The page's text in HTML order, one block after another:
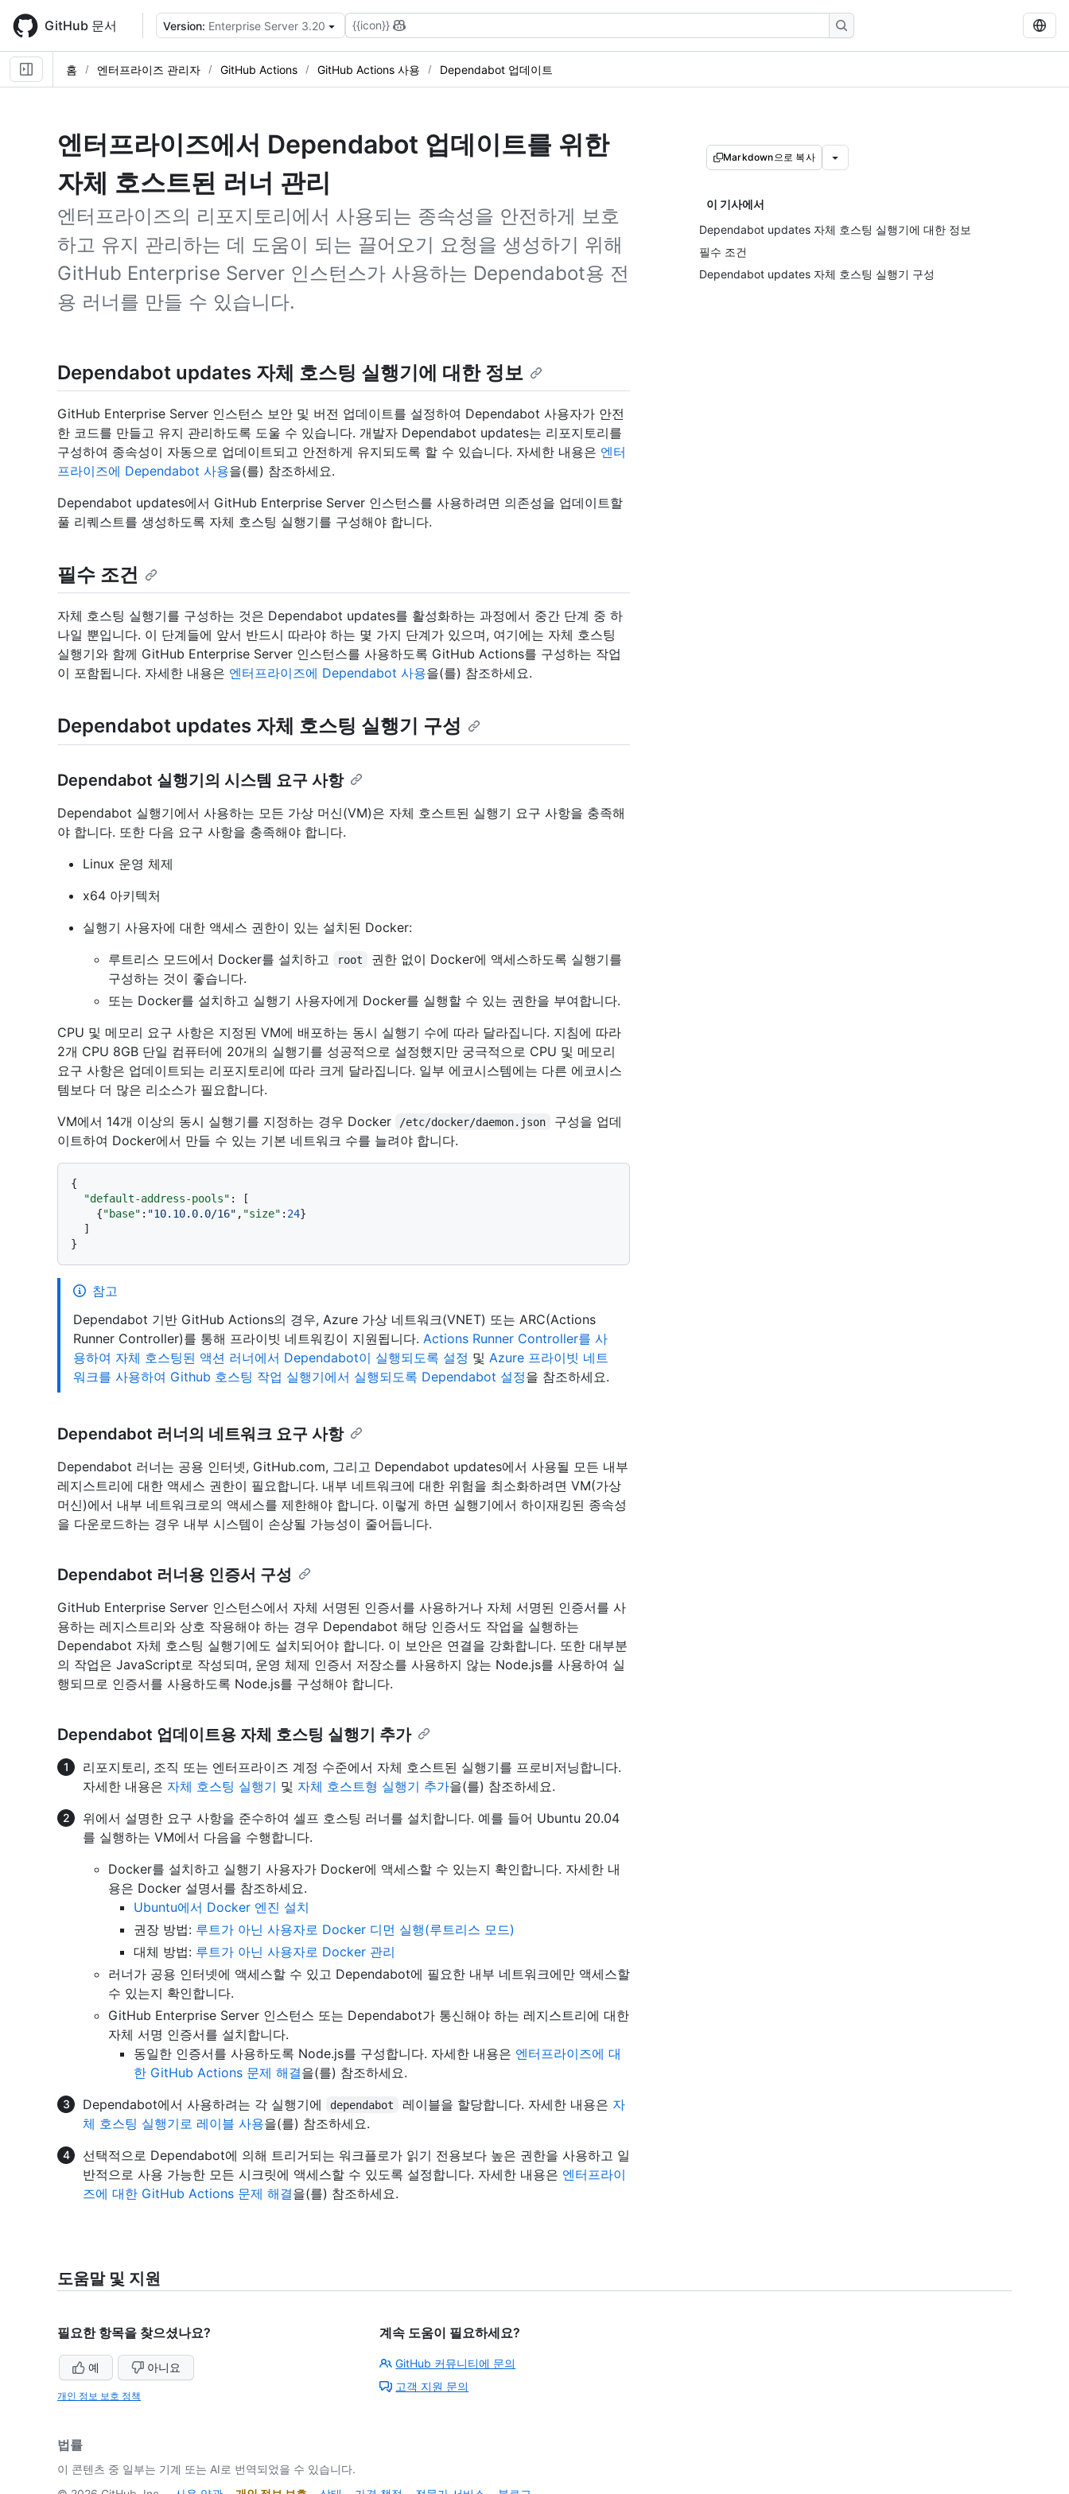
main
content
GitHub 문서 Version: Enterprise Server 3.20 {{icon}}
홈 엔터프라이즈 관리자 GitHub Actions GitHub Actions 사용 Dependabot 업데이트
엔터프라이즈에서 Dependabot 업데이트를 위한
자체 호스트된 러너 관리
엔터프라이즈의 리포지토리에서 사용되는 종속성을 안전하게 보호
하고 유지 관리하는 데 도움이 되는 끌어오기 요청을 생성하기 위해
GitHub Enterprise Server 인스턴스가 사용하는 Dependabot용 전
용 러너를 만들 수 있습니다.
Markdown으로 복사
이 기사에서
Dependabot updates 자체 호스팅 실행기에 대한 정보
필수 조건
Dependabot updates 자체 호스팅 실행기 구성
Dependabot updates 자체 호스팅 실행기에 대한 정보
GitHub Enterprise Server 인스턴스 보안 및 버전 업데이트를 설정하여 Dependabot 사용자가 안전
한 코드를 만들고 유지 관리하도록 도울 수 있습니다. 개발자 Dependabot updates는 리포지토리를
구성하여 종속성이 자동으로 업데이트되고 안전하게 유지되도록 할 수 있습니다. 자세한 내용은 엔터
프라이즈에 Dependabot 사용을(를) 참조하세요.
Dependabot updates에서 GitHub Enterprise Server 인스턴스를 사용하려면 의존성을 업데이트할
풀 리퀘스트를 생성하도록 자체 호스팅 실행기를 구성해야 합니다.
필수 조건
자체 호스팅 실행기를 구성하는 것은 Dependabot updates를 활성화하는 과정에서 중간 단계 중 하
나일 뿐입니다. 이 단계들에 앞서 반드시 따라야 하는 몇 가지 단계가 있으며, 여기에는 자체 호스팅
실행기와 함께 GitHub Enterprise Server 인스턴스를 사용하도록 GitHub Actions를 구성하는 작업
이 포함됩니다. 자세한 내용은 엔터프라이즈에 Dependabot 사용을(를) 참조하세요.
Dependabot updates 자체 호스팅 실행기 구성
Dependabot 실행기의 시스템 요구 사항
Dependabot 실행기에서 사용하는 모든 가상 머신(VM)은 자체 호스트된 실행기 요구 사항을 충족해
야 합니다. 또한 다음 요구 사항을 충족해야 합니다.
Linux 운영 체제
x64 아키텍처
실행기 사용자에 대한 액세스 권한이 있는 설치된 Docker:
루트리스 모드에서 Docker를 설치하고
root
권한 없이 Docker에 액세스하도록 실행기를
구성하는 것이 좋습니다.
또는 Docker를 설치하고 실행기 사용자에게 Docker를 실행할 수 있는 권한을 부여합니다.
CPU 및 메모리 요구 사항은 지정된 VM에 배포하는 동시 실행기 수에 따라 달라집니다. 지침에 따라
2개 CPU 8GB 단일 컴퓨터에 20개의 실행기를 성공적으로 설정했지만 궁극적으로 CPU 및 메모리
요구 사항은 업데이트되는 리포지토리에 따라 크게 달라집니다. 일부 에코시스템에는 다른 에코시스
템보다 더 많은 리소스가 필요합니다.
VM에서 14개 이상의 동시 실행기를 지정하는 경우 Docker
/etc/docker/daemon.json
구성을 업데
이트하여 Docker에서 만들 수 있는 기본 네트워크 수를 늘려야 합니다.
{
"default-address-pools" :
[
{"base" : "10.10.0.0/16" , "size" : 24}
]
}
참고
Dependabot 기반 GitHub Actions의 경우, Azure 가상 네트워크(VNET) 또는 ARC(Actions
Runner Controller)를 통해 프라이빗 네트워킹이 지원됩니다. Actions Runner Controller를 사
용하여 자체 호스팅된 액션 러너에서 Dependabot이 실행되도록 설정 및 Azure 프라이빗 네트
워크를 사용하여 Github 호스팅 작업 실행기에서 실행되도록 Dependabot 설정을 참조하세요.
Dependabot 러너의 네트워크 요구 사항
Dependabot 러너는 공용 인터넷, GitHub.com, 그리고 Dependabot updates에서 사용될 모든 내부
레지스트리에 대한 액세스 권한이 필요합니다. 내부 네트워크에 대한 위험을 최소화하려면 VM(가상
머신)에서 내부 네트워크로의 액세스를 제한해야 합니다. 이렇게 하면 실행기에서 하이재킹된 종속성
을 다운로드하는 경우 내부 시스템이 손상될 가능성이 줄어듭니다.
Dependabot 러너용 인증서 구성
GitHub Enterprise Server 인스턴스에서 자체 서명된 인증서를 사용하거나 자체 서명된 인증서를 사
용하는 레지스트리와 상호 작용해야 하는 경우 Dependabot 해당 인증서도 작업을 실행하는
Dependabot 자체 호스팅 실행기에도 설치되어야 합니다. 이 보안은 연결을 강화합니다. 또한 대부분
의 작업은 JavaScript로 작성되며, 운영 체제 인증서 저장소를 사용하지 않는 Node.js를 사용하여 실
행되므로 인증서를 사용하도록 Node.js를 구성해야 합니다.
Dependabot 업데이트용 자체 호스팅 실행기 추가
리포지토리, 조직 또는 엔터프라이즈 계정 수준에서 자체 호스트된 실행기를 프로비저닝합니다.
자세한 내용은 자체 호스팅 실행기 및 자체 호스트형 실행기 추가을(를) 참조하세요.
위에서 설명한 요구 사항을 준수하여 셀프 호스팅 러너를 설치합니다. 예를 들어 Ubuntu 20.04
를 실행하는 VM에서 다음을 수행합니다.
Docker를 설치하고 실행기 사용자가 Docker에 액세스할 수 있는지 확인합니다. 자세한 내
용은 Docker 설명서를 참조하세요.
Ubuntu에서 Docker 엔진 설치
권장 방법: 루트가 아닌 사용자로 Docker 디먼 실행(루트리스 모드)
대체 방법: 루트가 아닌 사용자로 Docker 관리
러너가 공용 인터넷에 액세스할 수 있고 Dependabot에 필요한 내부 네트워크에만 액세스할
수 있는지 확인합니다.
GitHub Enterprise Server 인스턴스 또는 Dependabot가 통신해야 하는 레지스트리에 대한
자체 서명 인증서를 설치합니다.
동일한 인증서를 사용하도록 Node.js를 구성합니다. 자세한 내용은 엔터프라이즈에 대
한 GitHub Actions 문제 해결을(를) 참조하세요.
Dependabot에서 사용하려는 각 실행기에
dependabot 레이블을 할당합니다. 자세한 내용은 자
체 호스팅 실행기로 레이블 사용을(를) 참조하세요.
선택적으로 Dependabot에 의해 트리거되는 워크플로가 읽기 전용보다 높은 권한을 사용하고 일
반적으로 사용 가능한 모든 시크릿에 액세스할 수 있도록 설정합니다. 자세한 내용은 엔터프라이
즈에 대한 GitHub Actions 문제 해결을(를) 참조하세요.
도움말 및 지원
필요한 항목을 찾으셨나요?
예 아니요
개인 정보 보호 정책
계속 도움이 필요하세요?
GitHub 커뮤니티에 문의
고객 지원 문의
법률
이 콘텐츠 중 일부는 기계 또는 AI로 번역되었을 수 있습니다.